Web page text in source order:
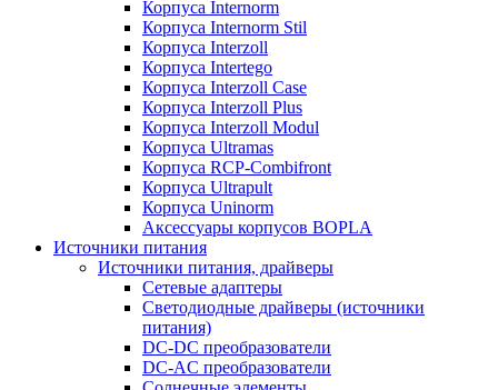
Корпуса Internorm
Корпуса Internorm Stil
Корпуса Interzoll
Корпуса Intertego
Корпуса Interzoll Case
Корпуса Interzoll Plus
Корпуса Interzoll Modul
Корпуса Ultramas
Корпуса RCP-Combifront
Корпуса Ultrapult
Корпуса Uninorm
Аксессуары корпусов BOPLA
Источники питания
Источники питания, драйверы
Сетевые адаптеры
Светодиодные драйверы (источники
питания)
DC-DC преобразователи
DC-AC преобразователи